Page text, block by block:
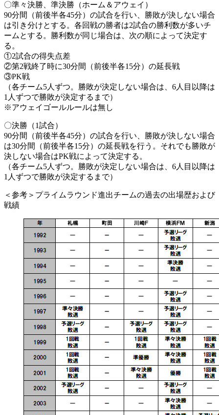
〇準々決勝、準決勝（ホーム＆アウェイ）
90分間（前後半各45分）の試合を行い、勝敗が決しない場合
は引き分けとする。各回戦の勝者は2試合の勝利数が多いチ
ームとする。勝利数が同じ場合は、次の順によって決定す
る。
①2試合の得失点差
②第2戦終了時に30分間（前後半各15分）の延長戦
③PK戦
（各チーム5人ずつ。勝敗が決定しない場合は、6人目以降は
1人ずつで勝敗が決定するまで）
※アウェイゴールルールは無し
〇決勝（1試合）
90分間（前後半各45分）の試合を行い、勝敗が決しない場合
は30分間（前後半各15分）の延長戦を行う。それでも勝敗が
決しない場合はPK戦によって決定する。
（各チーム5人ずつ。勝敗が決定しない場合は、6人目以降は
1人ずつで勝敗が決定するまで）
＜参考＞プライムラウンド進出チームの過去の出場歴および
戦績